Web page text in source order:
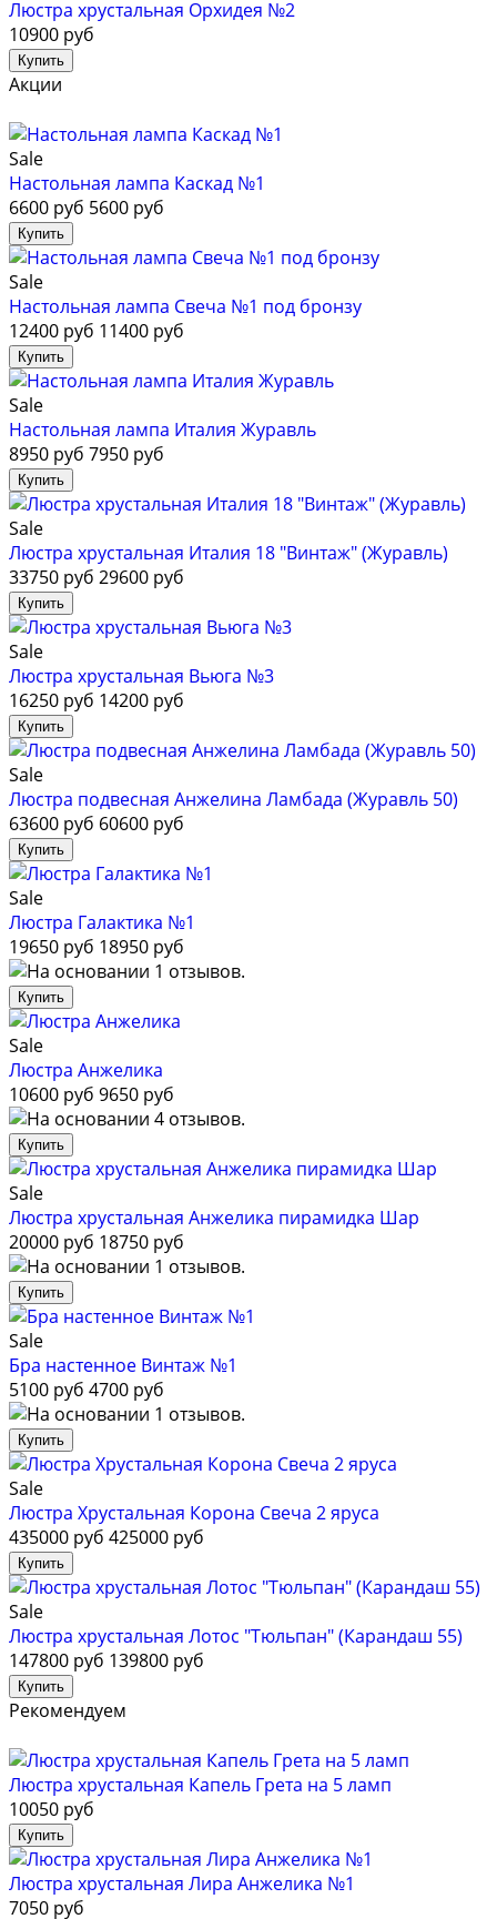
Люстра хрустальная Орхидея №2
10900 руб
Акции
Sale
Настольная лампа Каскад №1
6600 руб 5600 руб
Sale
Настольная лампа Свеча №1 под бронзу
12400 руб 11400 руб
Sale
Настольная лампа Италия Журавль
8950 руб 7950 руб
Sale
Люстра хрустальная Италия 18 "Винтаж" (Журавль)
33750 руб 29600 руб
Sale
Люстра хрустальная Вьюга №3
16250 руб 14200 руб
Sale
Люстра подвесная Анжелина Ламбада (Журавль 50)
63600 руб 60600 руб
Sale
Люстра Галактика №1
19650 руб 18950 руб
Sale
Люстра Анжелика
10600 руб 9650 руб
Sale
Люстра хрустальная Анжелика пирамидка Шар
20000 руб 18750 руб
Sale
Бра настенное Винтаж №1
5100 руб 4700 руб
Sale
Люстра Хрустальная Корона Свеча 2 яруса
435000 руб 425000 руб
Sale
Люстра хрустальная Лотос "Тюльпан" (Карандаш 55)
147800 руб 139800 руб
Рекомендуем
Люстра хрустальная Капель Грета на 5 ламп
10050 руб
Люстра хрустальная Лира Анжелика №1
7050 руб